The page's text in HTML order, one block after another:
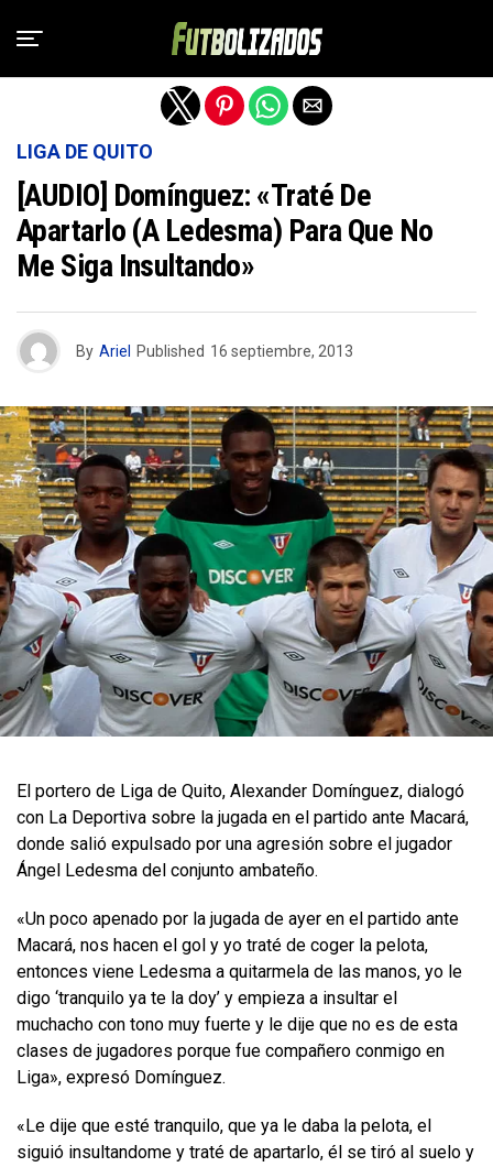
LIGA DE QUITO
[AUDIO] Domínguez: «Traté De
Apartarlo (a Ledesma) Para Que No
Me Siga Insultando»
By Ariel Published 16 septiembre, 2013
El portero de Liga de Quito, Alexander Domínguez, dialogó
con La Deportiva sobre la jugada en el partido ante Macará,
donde salió expulsado por una agresión sobre el jugador
Ángel Ledesma del conjunto ambateño.
«Un poco apenado por la jugada de ayer en el partido ante
Macará, nos hacen el gol y yo traté de coger la pelota,
entonces viene Ledesma a quitarmela de las manos, yo le
digo ‘tranquilo ya te la doy’ y empieza a insultar el
muchacho con tono muy fuerte y le dije que no es de esta
clases de jugadores porque fue compañero conmigo en
Liga», expresó Domínguez.
«Le dije que esté tranquilo, que ya le daba la pelota, el
siguió insultandome y traté de apartarlo, él se tiró al suelo y
Salir de la versión móvil